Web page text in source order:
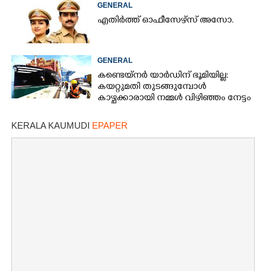
GENERAL
എതിർത്ത് ഓഫീസേഴ്സ് അസോ.
GENERAL
കണ്ടെയ്നർ യാർഡിന് ഭൂമിയില്ല:
കയറ്റുമതി തുടങ്ങുമ്പോൾ
കാഴ്ചക്കാരായി നമ്മൾ വിഴിഞ്ഞം നേട്ടം
KERALA KAUMUDI EPAPER